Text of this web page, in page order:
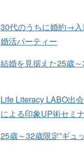
30代のうちに婚約→
婚活パーティー
結婚を見据えた25歳
Life Literacy LABO出
による印象UP術セミ
25歳～32歳限定”ギュ